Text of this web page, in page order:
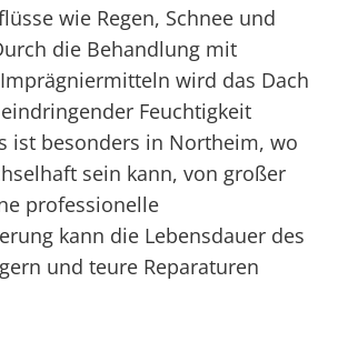
wie Regen, Schnee und
die Behandlung mit
wird das Dach
Feuchtigkeit
ist besonders in Northeim, wo
sein kann, von großer
professionelle
kann die Lebensdauer des
und teure Reparaturen